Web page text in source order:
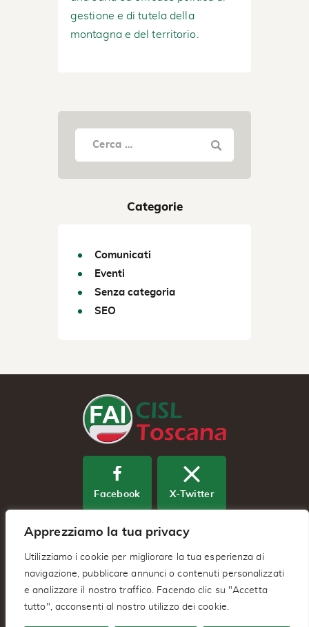
Apprezziamo la tua privacy
Utilizziamo i cookie per migliorare la tua esperienza di
navigazione, pubblicare annunci o contenuti personalizzati
e analizzare il nostro traffico. Facendo clic su "Accetta
tutto", acconsenti al nostro utilizzo dei cookie.
gestione e di tutela della
montagna e del territorio.
Categorie
Comunicati
Eventi
Senza categoria
SEO
Facebook X-Twitter
Youtube
Fai Cisl Regionale Toscana – Via
Benedetto Dei 2/A 50127 – Firenze (FI)